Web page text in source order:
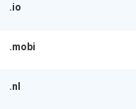
.io
.mobi
.nl